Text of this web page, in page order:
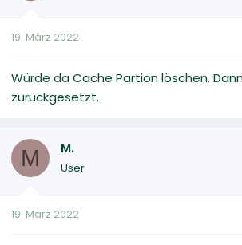
19. März 2022
Würde da Cache Partion löschen.
zurückgesetzt.
M M.
User
19. März 2022